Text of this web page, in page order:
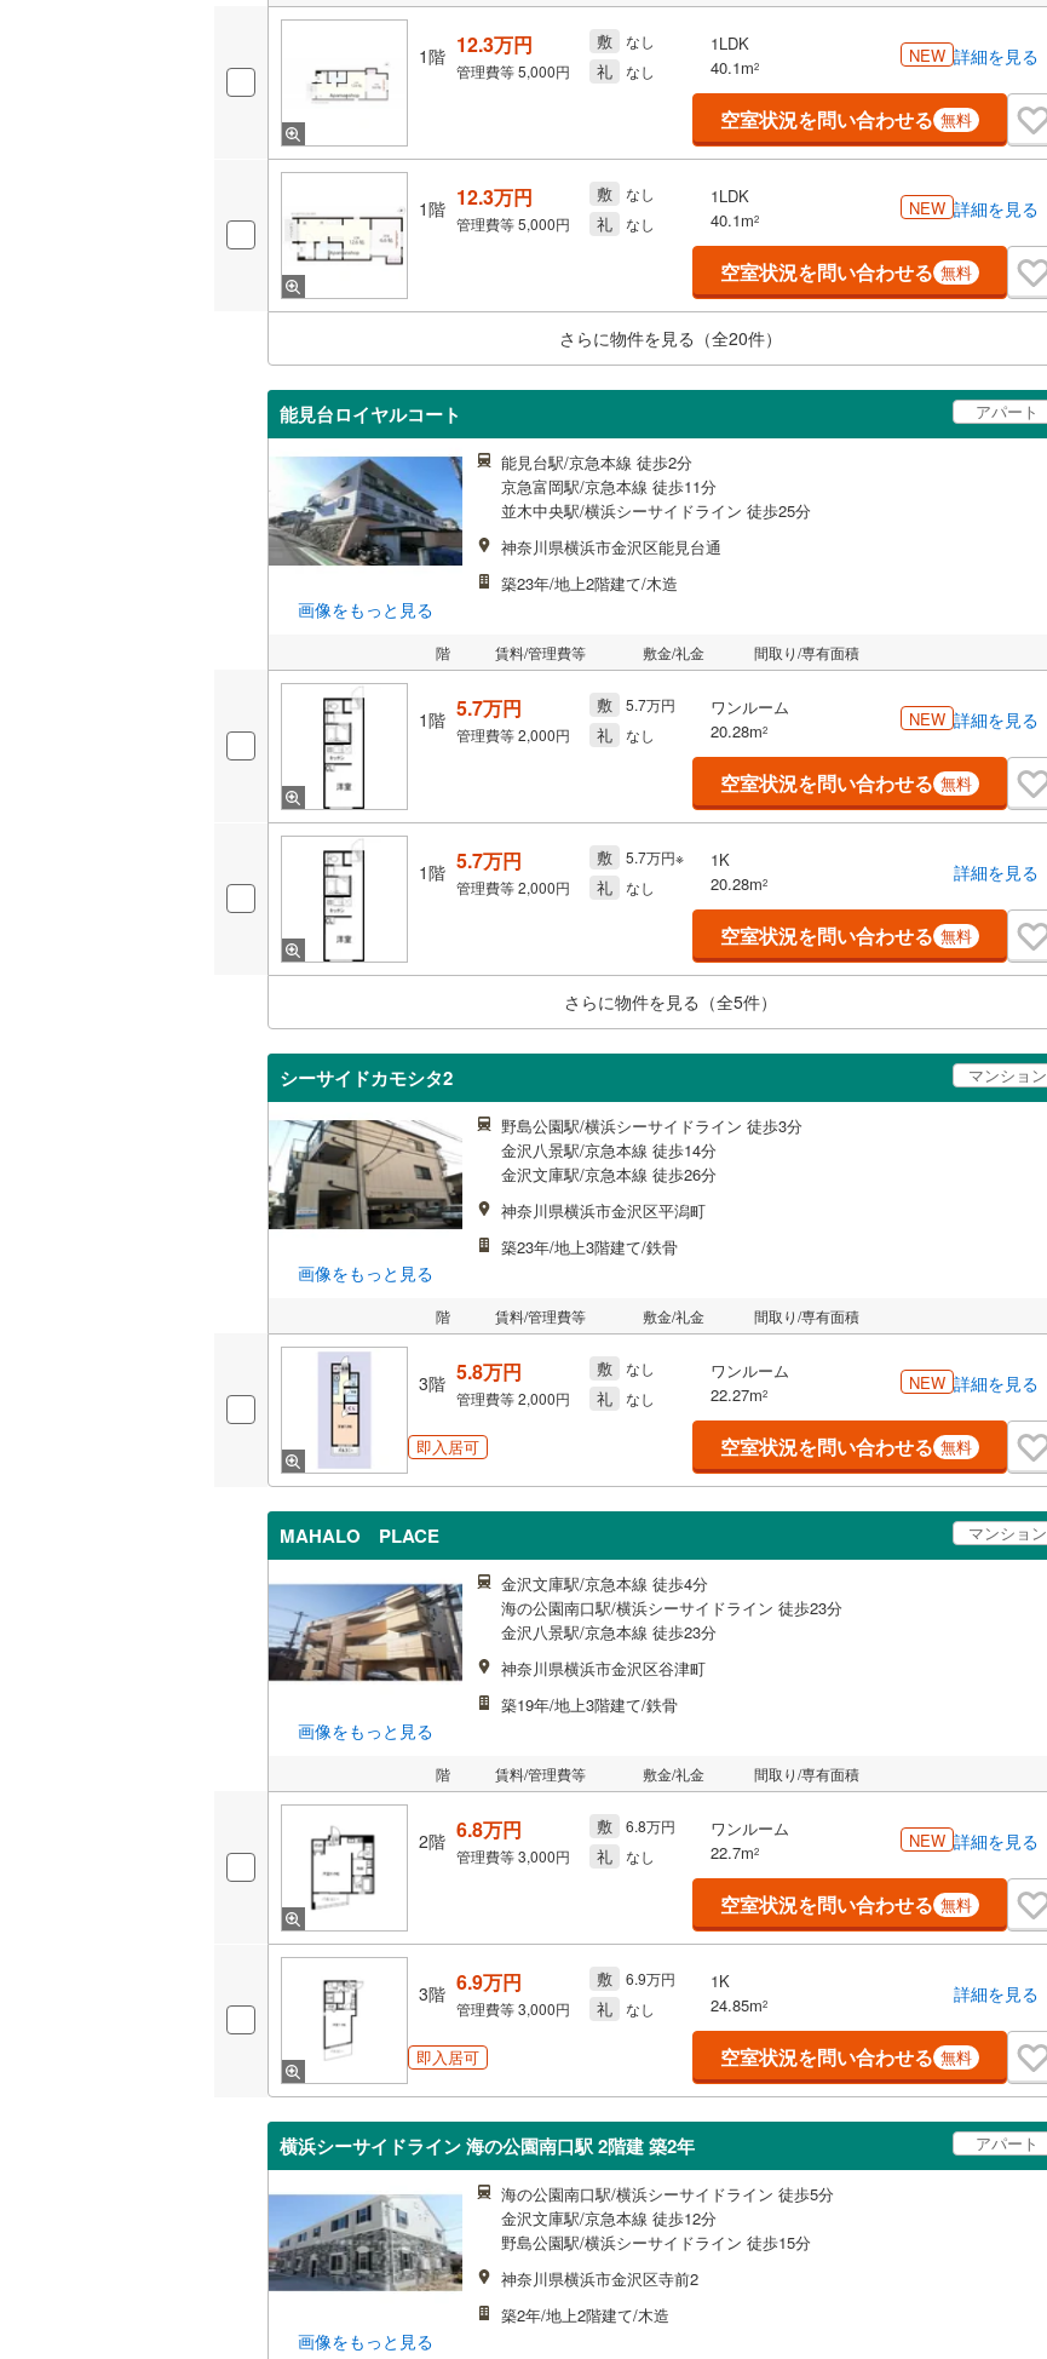
1階 12.3万円
管理費等5,000円
敷 なし
礼 なし
1LDK
40.1m2
NEW 詳細を見る
空室状況を問い合わせる 無料
1階 12.3万円
管理費等5,000円
敷 なし
礼 なし
1LDK
40.1m2
NEW 詳細を見る
空室状況を問い合わせる 無料
さらに物件を見る（全20件）
能見台ロイヤルコート アパート
画像をもっと見る
能見台駅/京急本線 徒歩2分
京急富岡駅/京急本線 徒歩11分
並木中央駅/横浜シーサイドライン 徒歩25分
神奈川県横浜市金沢区能見台通
築23年/地上2階建て/木造
階 賃料/管理費等 敷金/礼金 間取り/専有面積
1階 5.7万円
管理費等2,000円
敷 5.7万円
礼 なし
ワンルーム
20.28m2
NEW 詳細を見る
空室状況を問い合わせる 無料
1階 5.7万円
管理費等2,000円
敷 5.7万円※
礼 なし
1K
20.28m2 詳細を見る
空室状況を問い合わせる 無料
さらに物件を見る（全5件）
シーサイドカモシタ2 マンション
画像をもっと見る
野島公園駅/横浜シーサイドライン 徒歩3分
金沢八景駅/京急本線 徒歩14分
金沢文庫駅/京急本線 徒歩26分
神奈川県横浜市金沢区平潟町
築23年/地上3階建て/鉄骨
階 賃料/管理費等 敷金/礼金 間取り/専有面積
3階 5.8万円
管理費等2,000円
敷 なし
礼 なし
ワンルーム
22.27m2
NEW 詳細を見る
即入居可 空室状況を問い合わせる 無料
MAHALO PLACE マンション
画像をもっと見る
金沢文庫駅/京急本線 徒歩4分
海の公園南口駅/横浜シーサイドライン 徒歩23分
金沢八景駅/京急本線 徒歩23分
神奈川県横浜市金沢区谷津町
築19年/地上3階建て/鉄骨
階 賃料/管理費等 敷金/礼金 間取り/専有面積
2階 6.8万円
管理費等3,000円
敷 6.8万円
礼 なし
ワンルーム
22.7m2
NEW 詳細を見る
空室状況を問い合わせる 無料
3階 6.9万円
管理費等3,000円
敷 6.9万円
礼 なし
1K
24.85m2 詳細を見る
即入居可 空室状況を問い合わせる 無料
横浜シーサイドライン 海の公園南口駅 2階建 築2年 アパート
画像をもっと見る
海の公園南口駅/横浜シーサイドライン 徒歩5分
金沢文庫駅/京急本線 徒歩12分
野島公園駅/横浜シーサイドライン 徒歩15分
神奈川県横浜市金沢区寺前2
築2年/地上2階建て/木造